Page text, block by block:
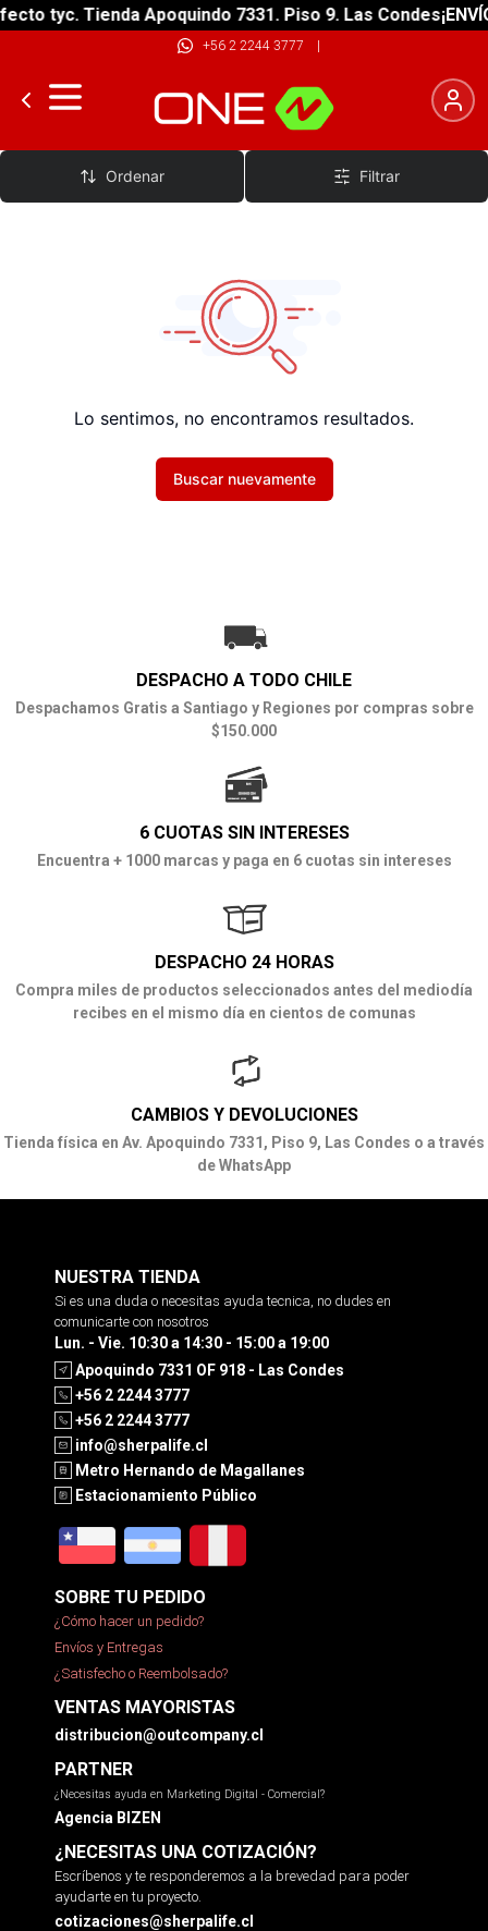
tyc. Tienda Apoquindo 7331. Piso 9. Las Condes
+56 2 2244 3777 |
Protección
Ordenar Filtrar
Lo sentimos, no encontramos resultados.
Buscar nuevamente
DESPACHO A TODO CHILE
Despachamos Gratis a Santiago y Regiones por compras sobre
$150.000
6 CUOTAS SIN INTERESES
Encuentra + 1000 marcas y paga en 6 cuotas sin intereses
DESPACHO 24 HORAS
Compra miles de productos seleccionados antes del mediodía
recibes en el mismo día en cientos de comunas
CAMBIOS Y DEVOLUCIONES
Tienda física en Av. Apoquindo 7331, Piso 9, Las Condes o a través
de WhatsApp
NUESTRA TIENDA
Si es una duda o necesitas ayuda tecnica, no dudes en
comunicarte con nosotros
Lun. - Vie. 10:30 a 14:30 - 15:00 a 19:00
Apoquindo 7331 OF 918 - Las Condes
+56 2 2244 3777
+56 2 2244 3777
info@sherpalife.cl
Metro Hernando de Magallanes
Estacionamiento Público
SOBRE TU PEDIDO
¿Cómo hacer un pedido?
Envíos y Entregas
¿Satisfecho o Reembolsado?
VENTAS MAYORISTAS
distribucion@outcompany.cl
PARTNER
¿Necesitas ayuda en Marketing Digital - Comercial?
Agencia BIZEN
¿NECESITAS UNA COTIZACIÓN?
Escríbenos y te responderemos a la brevedad para poder
ayudarte en tu proyecto.
cotizaciones@sherpalife.cl